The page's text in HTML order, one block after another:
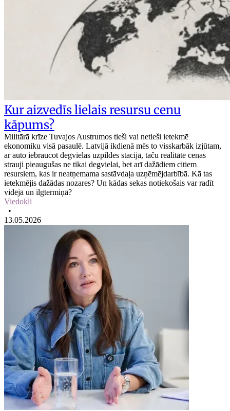
Kur aizvedīs lielais resursu cenu
kāpums?
Militārā krīze Tuvajos Austrumos tieši vai netieši ietekmē
ekonomiku visā pasaulē. Latvijā ikdienā mēs to visskarbāk izjūtam,
ar auto iebraucot degvielas uzpildes stacijā, taču realitātē cenas
strauji pieaugušas ne tikai degvielai, bet arī dažādiem citiem
resursiem, kas ir neatņemama sastāvdaļa uzņēmējdarbībā. Kā tas
ietekmējis dažādas nozares? Un kādas sekas notiekošais var radīt
vidējā un ilgtermiņā?
Viedokļi
•
13.05.2026